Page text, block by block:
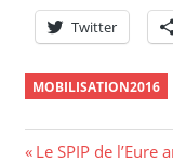
Twitter
MOBILISATION2016
Previous
Le SPIP de l’Eure